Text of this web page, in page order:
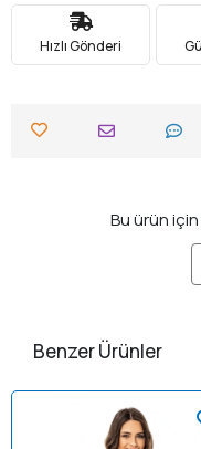
Hızlı Gönderi
Bu ürün
Benzer Ürünler